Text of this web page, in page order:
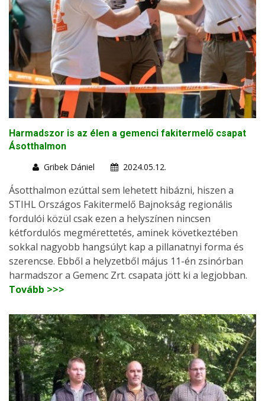
Harmadszor is az élen a gemenci fakitermelő csapat
Ásotthalmon
Gribek Dániel
2024.05.12.
Ásotthalmon ezúttal sem lehetett hibázni, hiszen a
STIHL Országos Fakitermelő Bajnokság regionális
fordulói közül csak ezen a helyszínen nincsen
kétfordulós megmérettetés, aminek következtében
sokkal nagyobb hangsúlyt kap a pillanatnyi forma és
szerencse. Ebből a helyzetből május 11-én zsinórban
harmadszor a Gemenc Zrt. csapata jött ki a legjobban.
Tovább >>>